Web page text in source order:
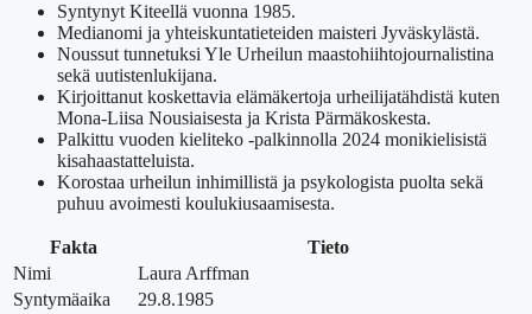
Syntynyt Kiteellä vuonna 1985.
Medianomi ja yhteiskuntatieteiden maisteri Jyväskylästä.
Noussut tunnetuksi Yle Urheilun maastohiihtojournalistina
sekä uutistenlukijana.
Kirjoittanut koskettavia elämäkertoja urheilijatähdistä kuten
Mona-Liisa Nousiaisesta ja Krista Pärmäkoskesta.
Palkittu vuoden kieliteko -palkinnolla 2024 monikielisistä
kisahaastatteluista.
Korostaa urheilun inhimillistä ja psykologista puolta sekä
puhuu avoimesti koulukiusaamisesta.
Fakta
Tieto
Nimi
Laura Arffman
Syntymäaika
29.8.1985